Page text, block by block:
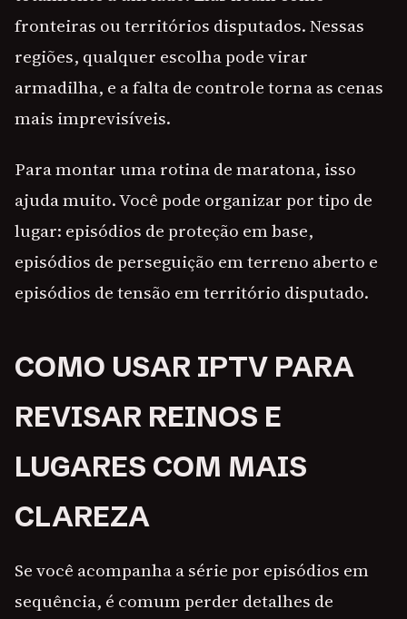
fronteiras ou territórios disputados. Nessas
regiões, qualquer escolha pode virar
armadilha, e a falta de controle torna as cenas
mais imprevisíveis.
Para montar uma rotina de maratona, isso
ajuda muito. Você pode organizar por tipo de
lugar: episódios de proteção em base,
episódios de perseguição em terreno aberto e
episódios de tensão em território disputado.
COMO USAR IPTV PARA
REVISAR REINOS E
LUGARES COM MAIS
CLAREZA
Se você acompanha a série por episódios em
sequência, é comum perder detalhes de